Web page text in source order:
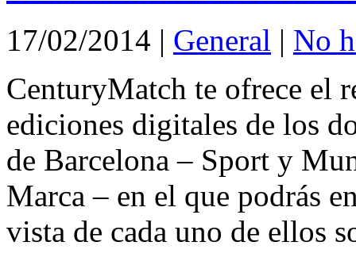
17/02/2014 | General | No
CenturyMatch te ofrece el
ediciones digitales de los
de Barcelona – Sport y
Marca – en el que podrás
vista de cada uno de ellos